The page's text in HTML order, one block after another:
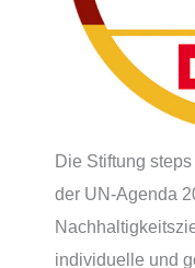
Die Stiftung
der UN-Agenda
individuelle und